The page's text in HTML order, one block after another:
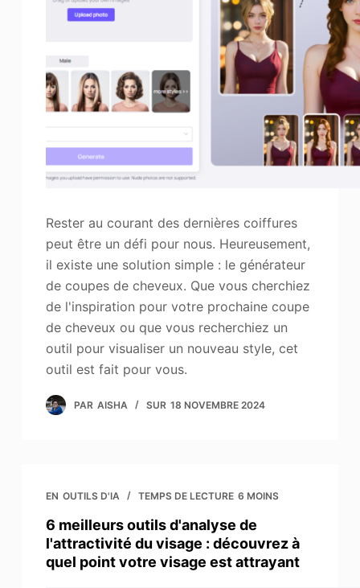
Rester au courant des dernières coiffures
peut être un défi pour nous. Heureusement,
il existe une solution simple : le générateur
de coupes de cheveux. Que vous cherchiez
de l'inspiration pour votre prochaine coupe
de cheveux ou que vous recherchiez un
outil pour visualiser un nouveau style, cet
outil est fait pour vous.
PAR AISHA SUR 18 NOVEMBRE 2024
EN OUTILS D'IA TEMPS DE LECTURE 6 MOINS
6 meilleurs outils d'analyse de
l'attractivité du visage : découvrez à
quel point votre visage est attrayant